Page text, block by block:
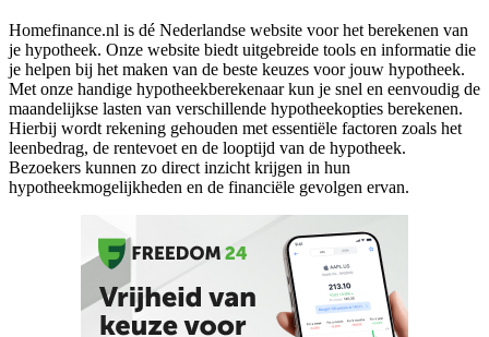
Homefinance.nl is dé Nederlandse website voor het berekenen van
je hypotheek. Onze website biedt uitgebreide tools en informatie die
je helpen bij het maken van de beste keuzes voor jouw hypotheek.
Met onze handige hypotheekberekenaar kun je snel en eenvoudig de
maandelijkse lasten van verschillende hypotheekopties berekenen.
Hierbij wordt rekening gehouden met essentiële factoren zoals het
leenbedrag, de rentevoet en de looptijd van de hypotheek.
Bezoekers kunnen zo direct inzicht krijgen in hun
hypotheekmogelijkheden en de financiële gevolgen ervan.